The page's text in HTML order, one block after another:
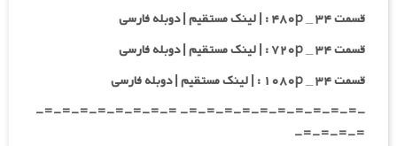
قسمت ۳۴ _ ۴۸۰p : | لینک مستقیم | دوبله فارسی
قسمت ۳۴ _ ۷۲۰p : | لینک مستقیم | دوبله فارسی
قسمت ۳۴ _ ۱۰۸۰p : | لینک مستقیم | دوبله فارسی
-=-=-=-=-=-=-=-=-=-=- =-=-=-=-=-=-=-=-
=-=-=-=-